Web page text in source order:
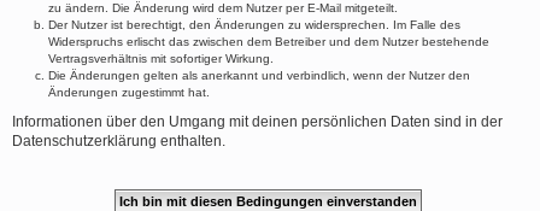
zu ändern. Die Änderung wird dem Nutzer per E-Mail mitgeteilt.
Der Nutzer ist berechtigt, den Änderungen zu widersprechen. Im Falle des
Widerspruchs erlischt das zwischen dem Betreiber und dem Nutzer bestehende
Vertragsverhältnis mit sofortiger Wirkung.
Die Änderungen gelten als anerkannt und verbindlich, wenn der Nutzer den
Änderungen zugestimmt hat.
Informationen über den Umgang mit deinen persönlichen Daten sind in der
Datenschutzerklärung enthalten.